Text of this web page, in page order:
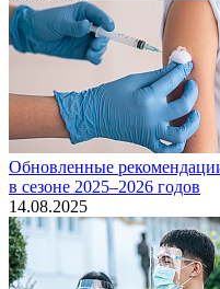
Обновленные
в сезоне 2025–2026 годов
14.08.2025